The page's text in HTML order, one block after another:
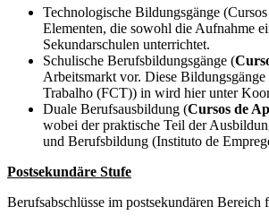
Technologische Bildungsgänge
Elementen, die sowohl die Aufnahme
Sekundarschulen unterrichtet.
Schulische Berufsbildungsgänge (
Arbeitsmarkt vor. Diese
Trabalho (FCT)) in wird hier unter
Duale Berufsausbildung (Cursos de
wobei der praktische Teil der
und Berufsbildung (Instituto de
Postsekundäre Stufe
Berufsabschlüsse im postsekundären Bereich